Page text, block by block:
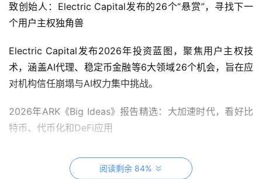
致创始人：Electric Capital发布的26个“悬赏”，寻找下一
个用户主权独角兽
Electric Capital发布2026年投资蓝图，聚焦用户主权技
术，涵盖AI代理、稳定币金融等6大领域26个机会，旨在应
对机构信任崩塌与AI权力集中挑战。
2026年ARK《Big Ideas》报告精选：大加速时代，看好比
特币、代币化和DeFi应用
世界正进入一个由人工智能、区块链、机器人、储能和多组
学五大创新平台相互依存、加速融合的“大加速时代”。报告
阅读剩余 84%